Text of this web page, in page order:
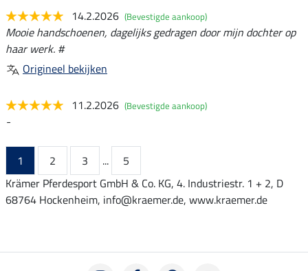
14.2.2026 (Bevestigde aankoop)
Mooie handschoenen, dagelijks gedragen door mijn dochter op
haar werk. #
Origineel bekijken
11.2.2026 (Bevestigde aankoop)
-
1 2 3 ...
5
Krämer Pferdesport GmbH & Co. KG, 4. Industriestr. 1 + 2, D
68764 Hockenheim, info@kraemer.de, www.kraemer.de